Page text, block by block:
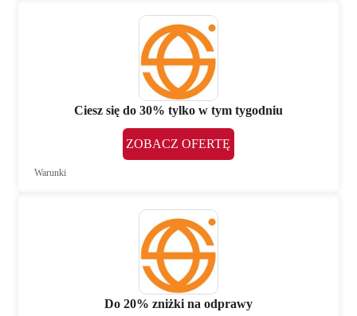
Ciesz się do 30% tylko w tym tygodniu
ZOBACZ OFERTĘ
Warunki
Do 20% zniżki na odprawy